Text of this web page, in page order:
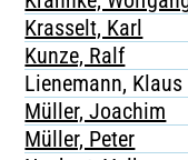
Krasselt, Karl
Kunze, Ralf
Lienemann, Klaus
Müller, Joachim
Müller, Peter